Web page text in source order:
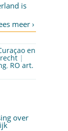
is
en
|
, RO art.
over